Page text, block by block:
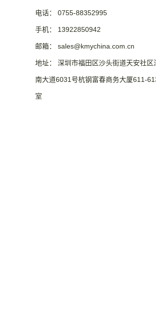
电话： 0755-88352995
手机： 13922850942
邮箱： sales@kmychina.com.cn
地址： 深圳市福田区沙头街道天安社区
南大道6031号杭钢富春商务大厦611-
室